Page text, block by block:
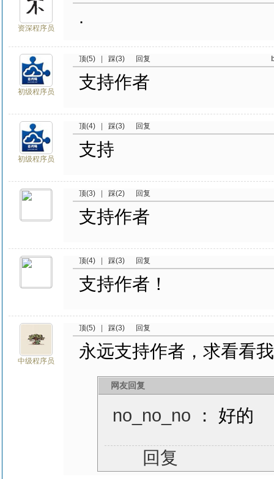
资深程序员
.
初级程序员
顶(5) 踩(3) 回复
支持作者
初级程序员
顶(4) 踩(3) 回复
支持
顶(3) 踩(2) 回复
支持作者
顶(4) 踩(3) 回复
支持作者！
中级程序员
顶(5) 踩(3) 回复
永远支持作者，求看看
网友回复
no_no_no ： 好的
回复